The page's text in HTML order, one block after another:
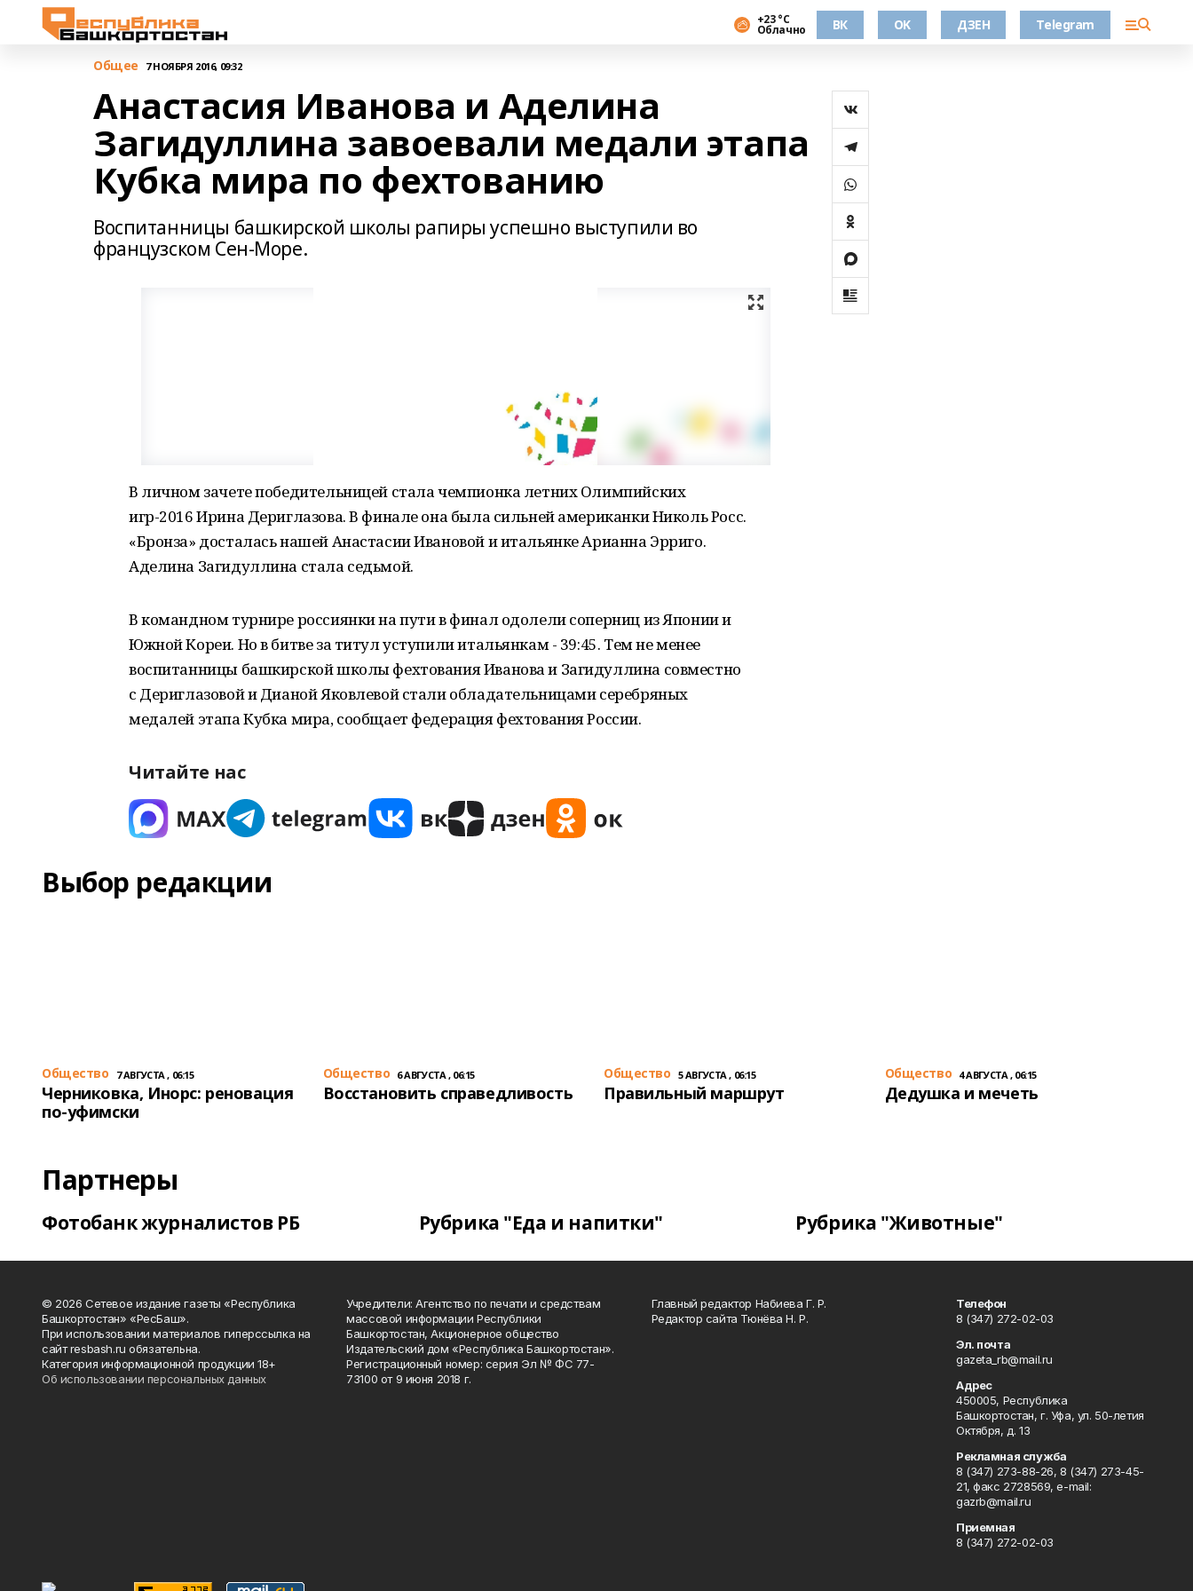
+23 °С
Облачно ВК OK ДЗЕН Telegram
Общее 7 НОЯБРЯ 2016, 09:32
Анастасия Иванова и Аделина
Загидуллина завоевали медали этапа
Кубка мира по фехтованию
Воспитанницы башкирской школы рапиры успешно выступили во
французском Сен-Море.
В личном зачете победительницей стала чемпионка летних Олимпийских
игр-2016 Ирина Дериглазова. В финале она была сильней американки Николь Росс.
«Бронза» досталась нашей Анастасии Ивановой и итальянке Арианна Эрриго.
Аделина Загидуллина стала седьмой.
В командном турнире россиянки на пути в финал одолели соперниц из Японии и
Южной Кореи. Но в битве за титул уступили итальянкам - 39:45. Тем не менее
воспитанницы башкирской школы фехтования Иванова и Загидуллина совместно
с Дериглазовой и Дианой Яковлевой стали обладательницами серебряных
медалей этапа Кубка мира, сообщает федерация фехтования России.
Читайте нас
Выбор редакции
Общество 7 АВГУСТА , 06:15
Черниковка, Инорс: реновация
по-уфимски
Общество 6 АВГУСТА , 06:15
Восстановить справедливость
Общество 5 АВГУСТА , 06:15
Правильный маршрут
Общество 4 АВГУСТА , 06:15
Дедушка и мечеть
Партнеры
Фотобанк журналистов РБ Рубрика "Еда и напитки" Рубрика "Животные"
© 2026 Сетевое издание газеты «Республика
Башкортостан» «РесБаш».
При использовании материалов гиперссылка на
сайт resbash.ru обязательна.
Категория информационной продукции 18+
Об использовании персональных данных
Учредители: Агентство по печати и средствам
массовой информации Республики
Башкортостан, Акционерное общество
Издательский дом «Республика Башкортостан».
Регистрационный номер: серия Эл № ФС 77-
73100 от 9 июня 2018 г.
Главный редактор Набиева Г. Р.
Редактор сайта Тюнёва Н. Р.
Телефон
8 (347) 272-02-03
Эл. почта
gazeta_rb@mail.ru
Адрес
450005, Республика
Башкортостан, г. Уфа, ул. 50-летия
Октября, д. 13
Рекламная служба
8 (347) 273-88-26, 8 (347) 273-45-
21, факс 2728569, e-mail:
gazrb@mail.ru
Приемная
8 (347) 272-02-03